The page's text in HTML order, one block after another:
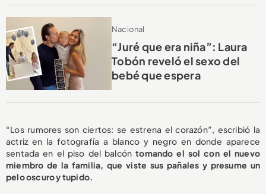
Nacional
“Juré que era niña”: Laura
Tobón reveló el sexo del
bebé que espera
“Los rumores son ciertos: se estrena el corazón”, escribió la
actriz en la fotografía a blanco y negro en donde aparece
sentada en el piso del balcóntomando el sol con el nuevo
miembro de la familia, que viste sus pañales y presume un
pelo oscuro y tupido.